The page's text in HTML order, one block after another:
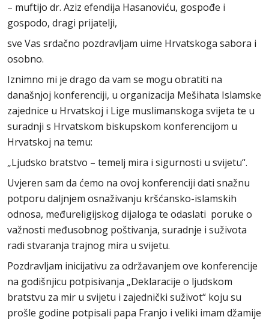
– muftijo dr. Aziz efendija Hasanoviću, gospođe i
gospodo, dragi prijatelji,
sve Vas srdačno pozdravljam uime Hrvatskoga sabora i
osobno.
Iznimno mi je drago da vam se mogu obratiti na
današnjoj konferenciji, u organizacija Mešihata Islamske
zajednice u Hrvatskoj i Lige muslimanskoga svijeta te u
suradnji s Hrvatskom biskupskom konferencijom u
Hrvatskoj na temu:
„Ljudsko bratstvo – temelj mira i sigurnosti u svijetu“.
Uvjeren sam da ćemo na ovoj konferenciji dati snažnu
potporu daljnjem osnaživanju kršćansko-islamskih
odnosa, međureligijskog dijaloga te odaslati poruke o
važnosti međusobnog poštivanja, suradnje i suživota
radi stvaranja trajnog mira u svijetu.
Pozdravljam inicijativu za održavanjem ove konferencije
na godišnjicu potpisivanja „Deklaracije o ljudskom
bratstvu za mir u svijetu i zajednički suživot“ koju su
prošle godine potpisali papa Franjo i veliki imam džamije